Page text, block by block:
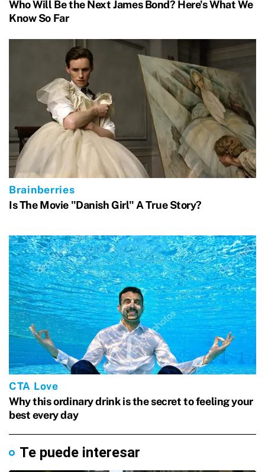
Te puede interesar